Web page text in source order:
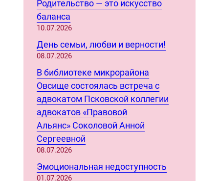
Родительство — это искусство
баланса
10.07.2026
День семьи, любви и верности!
08.07.2026
В библиотеке микрорайона
Овсище состоялась встреча с
адвокатом Псковской коллегии
адвокатов «Правовой
Альянс» Соколовой Анной
Сергеевной
08.07.2026
Эмоциональная недоступность
01.07.2026